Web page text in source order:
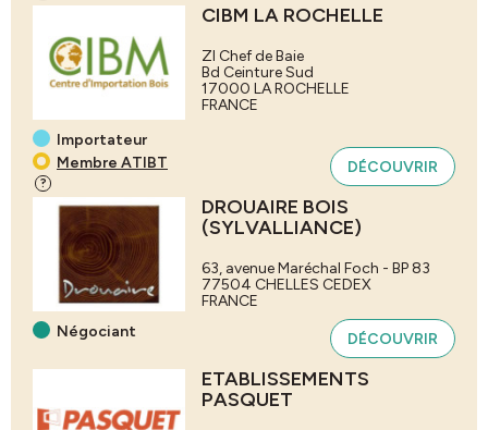
Importateur
Membre ATIBT
?
CIBM LA ROCHELLE
ZI Chef de Baie
Bd Ceinture Sud
17000 LA ROCHELLE
FRANCE
DÉCOUVRIR
Négociant
DROUAIRE BOIS
(SYLVALLIANCE)
63, avenue Maréchal Foch - BP 83
77504 CHELLES CEDEX
FRANCE
DÉCOUVRIR
ETABLISSEMENTS
PASQUET